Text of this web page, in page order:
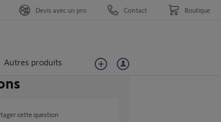
Autres produits
Devis avec un pro Contact Boutique
cette question